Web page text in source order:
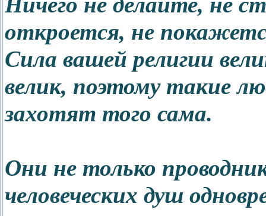
откроется, не
Сила вашей религии
велик, поэтому такие
захотят того сама.
Они не только
человеческих душ